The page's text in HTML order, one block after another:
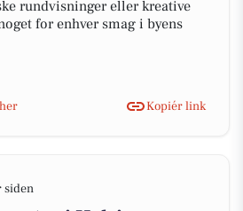
rundvisninger eller kreative
for enhver smag i byens
Kopiér link
siden